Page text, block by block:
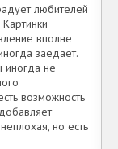
любителей
вполне
заедает.
не
возможность
но есть